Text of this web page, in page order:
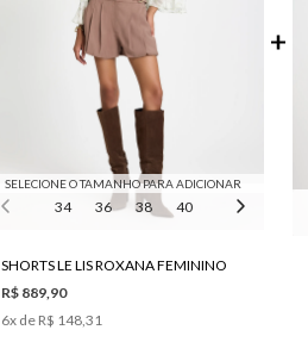
SELECIONE O TAMANHO PARA ADICIONAR
34 36 38 40
SHORTS LE LIS ROXANA FEMININO
R$ 889,90
6x de R$ 148,31